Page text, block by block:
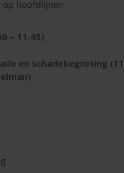
op hoofdlijnen
– 11.45)
en schadebegroting